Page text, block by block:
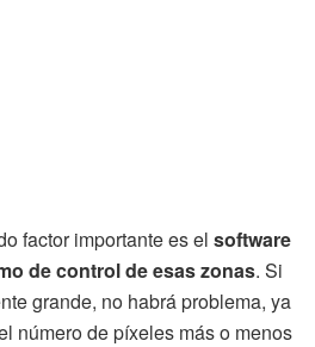
factor importante es el software
de control de esas zonas. Si
grande, no habrá problema, ya
número de píxeles más o menos